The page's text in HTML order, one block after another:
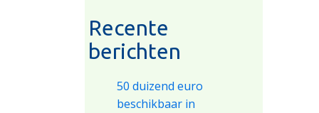
Recente
berichten
50 duizend euro
beschikbaar in